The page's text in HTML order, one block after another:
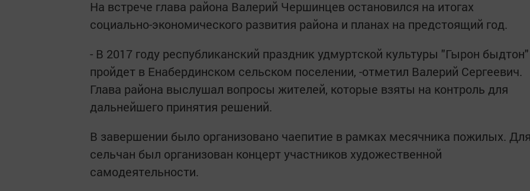
На встрече глава района Валерий Чершинцев остановился на итогах
социально-экономического развития района и планах на предстоящий год.
- В 2017 году республиканский праздник удмуртской культуры "Гырон быдтон"
пройдет в Енабердинском сельском поселении, -отметил Валерий Сергеевич.
Глава района выслушал вопросы жителей, которые взяты на контроль для
дальнейшего принятия решений.
В завершении было организовано чаепитие в рамках месячника пожилых.
сельчан был организован концерт участников художественной
самодеятельности.